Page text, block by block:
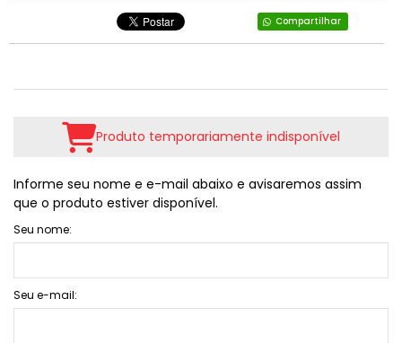
Compartilhar
Produto temporariamente indisponível
Informe seu nome e e-mail abaixo e avisaremos assim
que o produto estiver disponível.
Seu nome:
Seu e-mail: